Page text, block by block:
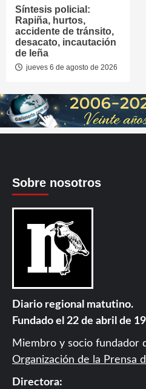
Síntesis policial:
Rapiña, hurtos,
accidente de tránsito,
desacato, incautación
de leña
jueves 6 de agosto de 2026
Sobre nosotros
Diario regional matutino.
Fundado el 22 de abril de
Miembro y socio fundador
Organización de la Prensa
Directora: